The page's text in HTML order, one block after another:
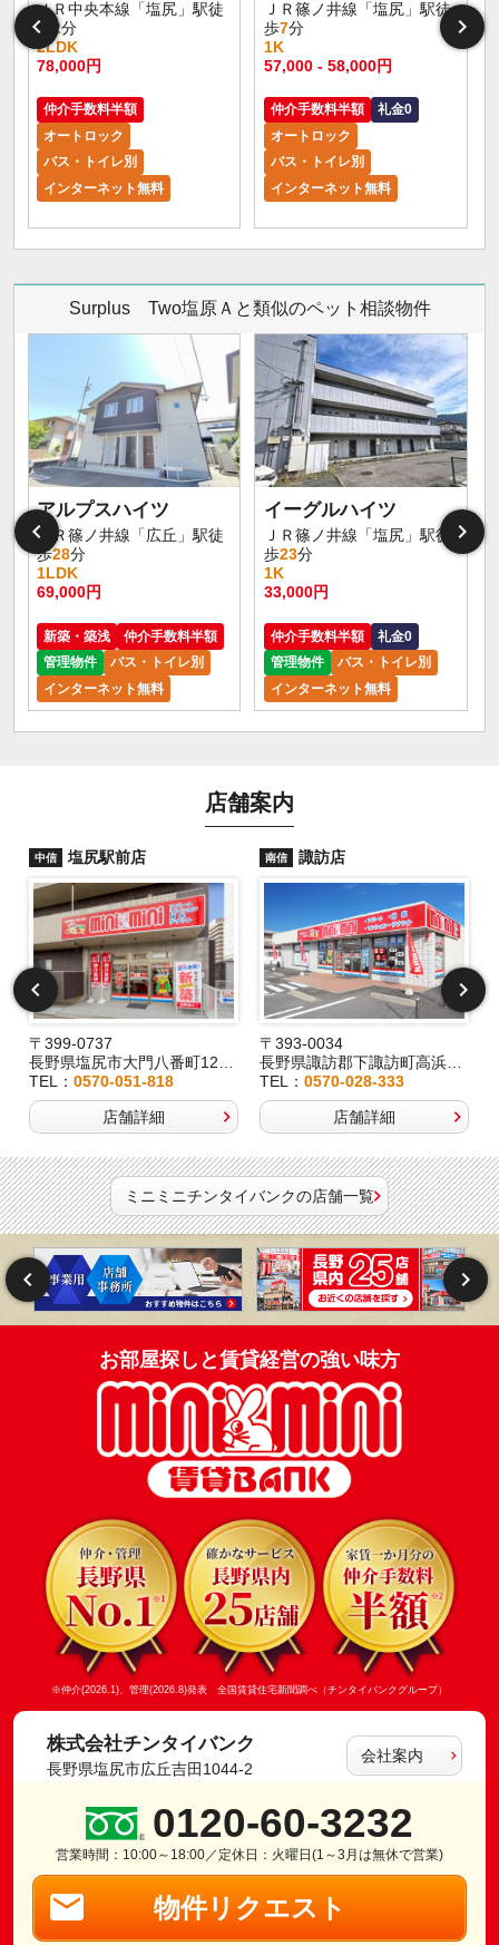
ＪＲ中央本線「塩尻」駅徒
歩
2分
2LDK
78,000円
仲介手数料半額
オートロック
バス・トイレ別
インターネット無料
ＪＲ篠ノ井線「塩尻」駅徒
歩7分
1K
57,000 - 58,000円
仲介手数料半額
礼金0
オートロック
バス・トイレ別
インターネット無料
Surplus Two塩原Ａと類似のペット相談物件
アルプスハイツ
ＪＲ篠ノ井線「広丘」駅徒
歩28分
1LDK
69,000円
新築・築浅
仲介手数料半額
管理物件
バス・トイレ別
インターネット無料
イーグルハイツ
ＪＲ篠ノ井線「塩尻」駅徒
歩23分
1K
33,000円
仲介手数料半額
礼金0
管理物件
バス・トイレ別
インターネット無料
店舗案内
中信 塩尻駅前店
〒399-0737
長野県塩尻市大門八番町12-29
TEL： 0570-051-818
店舗詳細
南信 諏訪店
〒393-0034
長野県諏訪郡下諏訪町高浜6191-3
TEL：0570-028-333
店舗詳細
ミニミニチンタイバンクの店舗一覧
お部屋探しと賃貸経営の強い味方
※仲介(2026.1)、管理(2026.8)発表 全国賃貸住宅新聞調べ（チンタイバンクグループ）
株式会社チンタイバンク
長野県塩尻市広丘吉田1044-2
会社案内
0120-60-3232
営業時間：10:00～18:00／定休日：火曜日(1～3月は無休で営業)
物件リクエスト